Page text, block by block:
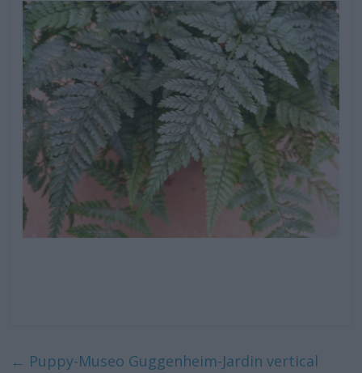
← Puppy-Museo Guggenheim-Jardin vertical